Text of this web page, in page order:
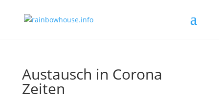
Austausch in Corona
Zeiten